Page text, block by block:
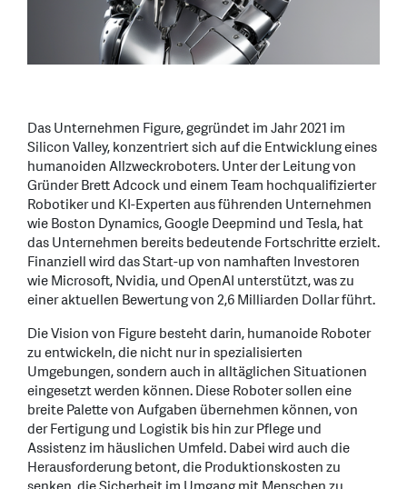
Das Unternehmen Figure, gegründet im Jahr 2021 im
Silicon Valley, konzentriert sich auf die Entwicklung eines
humanoiden Allzweckroboters. Unter der Leitung von
Gründer Brett Adcock und einem Team hochqualifizierter
Robotiker und KI-Experten aus führenden Unternehmen
wie Boston Dynamics, Google Deepmind und Tesla, hat
das Unternehmen bereits bedeutende Fortschritte erzielt.
Finanziell wird das Start-up von namhaften Investoren
wie Microsoft, Nvidia, und OpenAI unterstützt, was zu
einer aktuellen Bewertung von 2,6 Milliarden Dollar führt.
Die Vision von Figure besteht darin, humanoide Roboter
zu entwickeln, die nicht nur in spezialisierten
Umgebungen, sondern auch in alltäglichen Situationen
eingesetzt werden können. Diese Roboter sollen eine
breite Palette von Aufgaben übernehmen können, von
der Fertigung und Logistik bis hin zur Pflege und
Assistenz im häuslichen Umfeld. Dabei wird auch die
Herausforderung betont, die Produktionskosten zu